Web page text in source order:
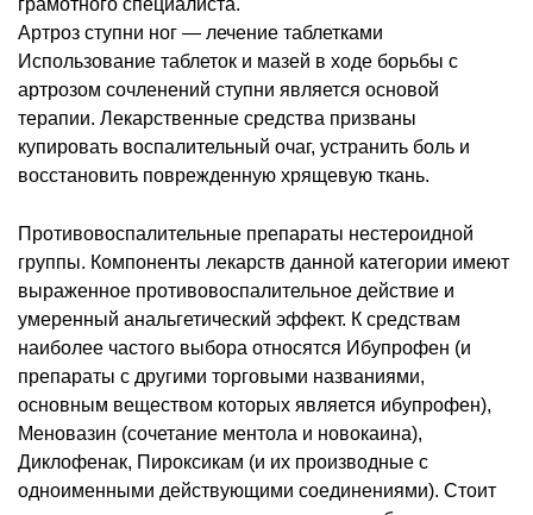
Артроз ступни ног — лечение таблетками
Использование таблеток и мазей в ходе борьбы с
артрозом сочленений ступни является основой
терапии. Лекарственные средства призваны
купировать воспалительный очаг, устранить боль и
восстановить поврежденную хрящевую ткань.
Противовоспалительные препараты нестероидной
группы. Компоненты лекарств данной категории имеют
выраженное противовоспалительное действие и
умеренный анальгетический эффект. К средствам
наиболее частого выбора относятся Ибупрофен (и
препараты с другими торговыми названиями,
основным веществом которых является ибупрофен),
Меновазин (сочетание ментола и новокаина),
Диклофенак, Пироксикам (и их производные с
одноименными действующими соединениями). Стоит